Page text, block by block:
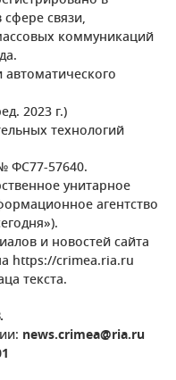
связи,
коммуникаций
2023 г.)
технологий
ФС77-57640.
унитарное
агентство
и новостей сайта
https://crimea.ria.ru
текста.
news.crimea@ria.ru